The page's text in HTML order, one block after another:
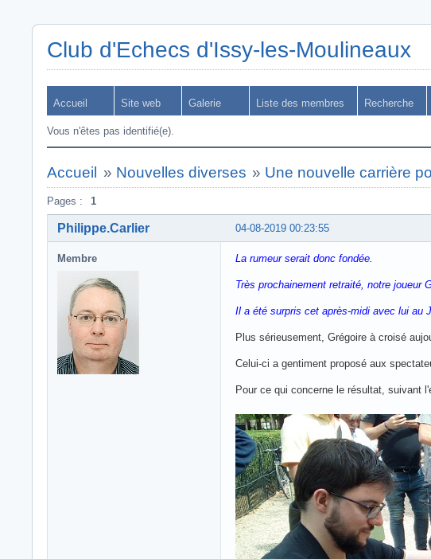
Club d'Echecs d'Issy-les-Moulineaux
Accueil Site web Galerie Liste des membres Recherche
Vous n'êtes pas identifié(e).
Accueil » Nouvelles diverses » Une nouvelle carrière
Pages : 1
04-08-2019 00:23:55
Philippe.Carlier
Membre La rumeur serait donc fondée.
Très prochainement retraité, notre joueur
Il a été surpris cet après-midi avec lui au
Plus sérieusement, Grégoire à croisé
Celui-ci a gentiment proposé aux
Pour ce qui concerne le résultat, suivant